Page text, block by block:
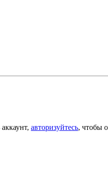
авторизуйтесь, чтобы